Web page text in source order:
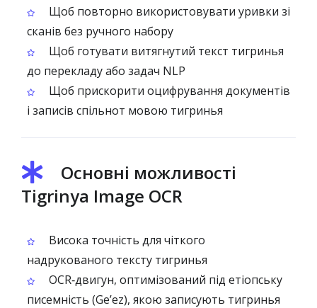
Щоб повторно використовувати уривки зі
сканів без ручного набору
Щоб готувати витягнутий текст тигринья
до перекладу або задач NLP
Щоб прискорити оцифрування документів
і записів спільнот мовою тигринья
Основні можливості
Tigrinya Image OCR
Висока точність для чіткого
надрукованого тексту тигринья
OCR‑двигун, оптимізований під етіопську
писемність (Geʼez), якою записують тигринья